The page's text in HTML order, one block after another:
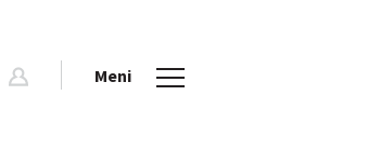
Meni